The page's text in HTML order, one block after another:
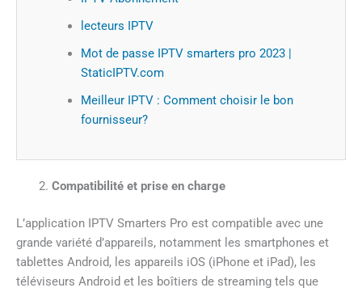
lecteurs IPTV
Mot de passe IPTV smarters pro 2023 |
StaticIPTV.com
Meilleur IPTV : Comment choisir le bon
fournisseur?
Compatibilité et prise en charge
L’application IPTV Smarters Pro est compatible avec une
grande variété d’appareils, notamment les smartphones et
tablettes Android, les appareils iOS (iPhone et iPad), les
téléviseurs Android et les boîtiers de streaming tels que